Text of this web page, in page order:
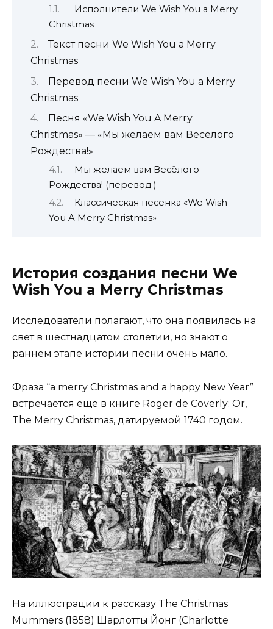
Исполнители We Wish You a Merry
Christmas
Текст песни We Wish You a Merry
Christmas
Перевод песни We Wish You a Merry
Christmas
Песня «We Wish You A Merry
Christmas» — «Мы желаем вам Веселого
Рождества!»
Мы желаем вам Весёлого
Рождества! (перевод )
Классическая песенка «We Wish
You A Merry Christmas»
История создания песни We
Wish You a Merry Christmas
Исследователи полагают, что она появилась на
свет в шестнадцатом столетии, но знают о
раннем этапе истории песни очень мало.
Фраза “a merry Christmas and a happy New Year”
встречается еще в книге Roger de Coverly: Or,
The Merry Christmas, датируемой 1740 годом.
На иллюстрации к рассказу The Christmas
Mummers (1858) Шарлотты Йонг (Charlotte